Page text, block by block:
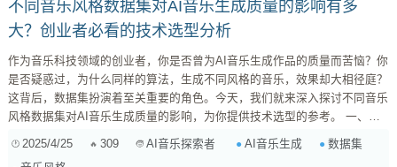
不同音乐风格数据集对AI音乐生成质量的影响有多
大？创业者必看的技术选型分析
作为音乐科技领域的创业者，你是否曾为AI音乐生成作品的质量而苦恼？你
是否疑惑过，为什么同样的算法，生成不同风格的音乐，效果却大相径庭？
这背后，数据集扮演着至关重要的角色。今天，我们就来深入探讨不同音乐
风格数据集对AI音乐生成质量的影响，为你提供技术选型的参考。 一、数
合。在AI音乐生成领域，数据集通常包含大量的音乐作品，以及与这些作品
2025/4/25 309 AI音乐探索者 AI音乐生成
数据集